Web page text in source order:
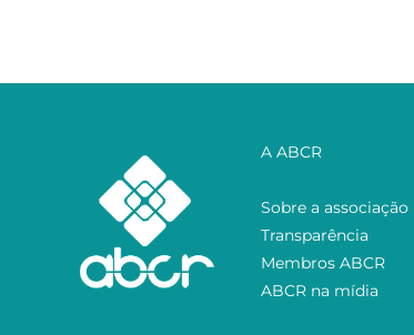
A ABCR
Sobre a associação
Transparência
Membros ABCR
ABCR na mídia